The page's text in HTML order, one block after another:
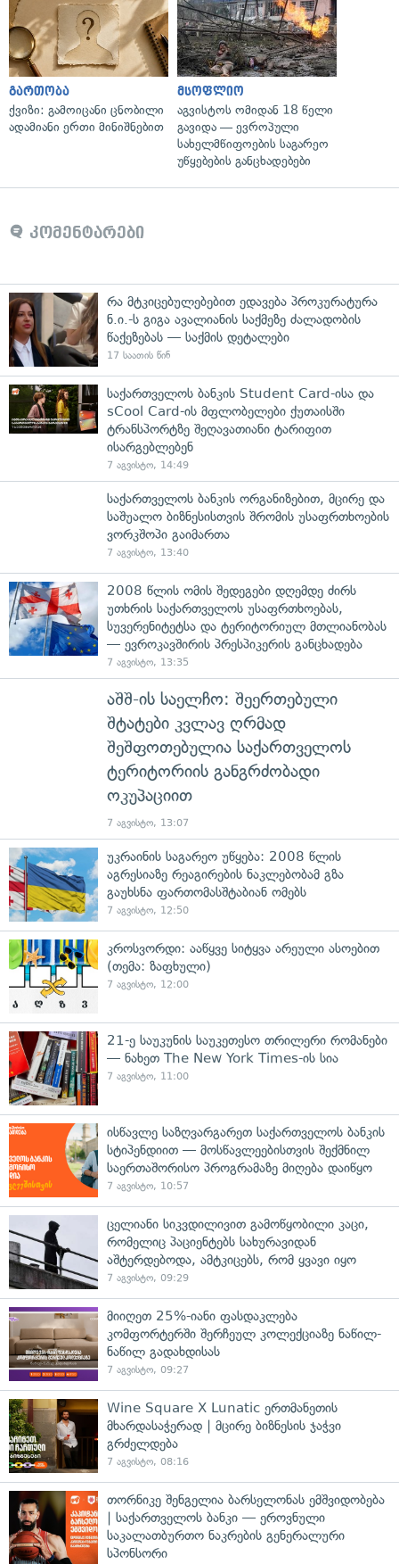
გართობა
ქვიზი: გამოიცანი ცნობილი
ადამიანი ერთი მინიშნებით
მსოფლიო
აგვისტოს ომიდან 18 წელი
გავიდა — ევროპული
სახელმწიფოების საგარეო
უწყებების განცხადებები
კომენტარები
რა მტკიცებულებებით ედავება პროკურატურა
ნ.ი.-ს გიგა ავალიანის საქმეზე ძალადობის
წაქეზებას — საქმის დეტალები
17 საათის წინ
საქართველოს ბანკის Student Card-ისა და
sCool Card-ის მფლობელები ქუთაისში
ტრანსპორტზე შეღავათიანი ტარიფით
ისარგებლებენ
7 აგვისტო, 14:49
საქართველოს ბანკის ორგანიზებით, მცირე და
საშუალო ბიზნესისთვის შრომის უსაფრთხოების
ვორკშოპი გაიმართა
7 აგვისტო, 13:40
2008 წლის ომის შედეგები დღემდე ძირს
უთხრის საქართველოს უსაფრთხოებას,
სუვერენიტეტსა და ტერიტორიულ მთლიანობას
— ევროკავშირის პრესპიკერის განცხადება
7 აგვისტო, 13:35
აშშ-ის საელჩო: შეერთებული
შტატები კვლავ ღრმად
შეშფოთებულია საქართველოს
ტერიტორიის განგრძობადი
ოკუპაციით
7 აგვისტო, 13:07
უკრაინის საგარეო უწყება: 2008 წლის
აგრესიაზე რეაგირების ნაკლებობამ გზა
გაუხსნა ფართომასშტაბიან ომებს
7 აგვისტო, 12:50
კროსვორდი: ააწყვე სიტყვა არეული ასოებით
(თემა: ზაფხული)
7 აგვისტო, 12:00
21-ე საუკუნის საუკეთესო თრილერი რომანები
— ნახეთ The New York Times-ის სია
7 აგვისტო, 11:00
ისწავლე საზღვარგარეთ საქართველოს ბანკის
სტიპენდიით — მოსწავლეებისთვის შექმნილ
საერთაშორისო პროგრამაზე მიღება დაიწყო
7 აგვისტო, 10:57
ცელიანი სიკვდილივით გამოწყობილი კაცი,
რომელიც პაციენტებს სახურავიდან
აშტერდებოდა, ამტკიცებს, რომ ყვავი იყო
7 აგვისტო, 09:29
მიიღეთ 25%-იანი ფასდაკლება
კომფორტერში შერჩეულ კოლექციაზე ნაწილ-
ნაწილ გადახდისას
7 აგვისტო, 09:27
Wine Square X Lunatic ერთმანეთის
მხარდასაჭერად | მცირე ბიზნესის ჯაჭვი
გრძელდება
7 აგვისტო, 08:16
თორნიკე შენგელია ბარსელონას ემშვიდობება
| საქართველოს ბანკი — ეროვნული
საკალათბურთო ნაკრების გენერალური
სპონსორი